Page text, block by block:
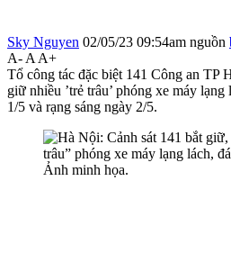
Sky Nguyen 02/05/23 09:54am nguồn
A- A A+
Tổ công tác đặc biệt 141 Công an TP
giữ nhiều ’trẻ trâu’ phóng xe máy
1/5 và rạng sáng ngày 2/5.
Ảnh minh họa.